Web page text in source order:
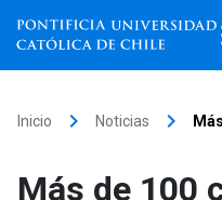
Inicio keyboard_arrow_right Noticias keyboard_arrow_right
Más de 100